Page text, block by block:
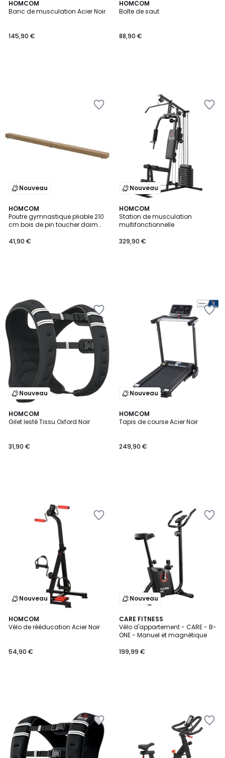
HOMCOM
Banc de musculation Acier Noir
145,90 €
HOMCOM
Boîte de saut
88,90 €
Nouveau
HOMCOM
Poutre gymnastique pliable 210
cm bois de pin toucher daim
41,90 €
Nouveau
HOMCOM
Station de musculation
multifonctionnelle
329,90 €
Nouveau
HOMCOM
Gilet lesté Tissu Oxford Noir
31,90 €
Nouveau
HOMCOM
Tapis de course Acier Noir
249,90 €
Nouveau
HOMCOM
Vélo de rééducation Acier Noir
54,90 €
Nouveau
CARE FITNESS
Vélo d'appartement - CARE - B-
ONE - Manuel et magnétique
199,99 €